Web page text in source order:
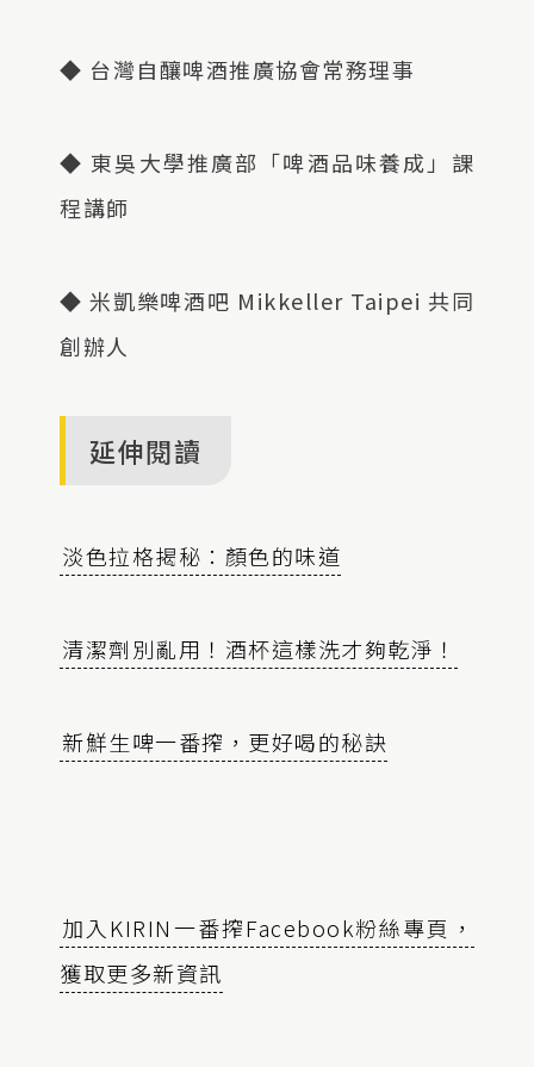
◆ 台灣自釀啤酒推廣協會常務理事
◆ 東吳大學推廣部「啤酒品味養成」課
程講師
◆ 米凱樂啤酒吧 Mikkeller Taipei 共同
創辦人
延伸閱讀
淡色拉格揭秘：顏色的味道
清潔劑別亂用！酒杯這樣洗才夠乾淨！
新鮮生啤一番搾，更好喝的秘訣
加入KIRIN一番搾Facebook粉絲專頁，
獲取更多新資訊